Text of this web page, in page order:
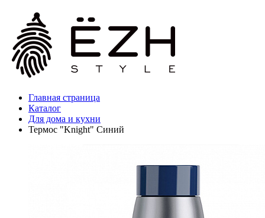
Главная страница
Каталог
Для дома и кухни
Термос "Knight" Синий